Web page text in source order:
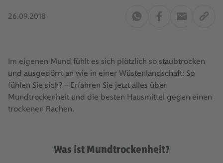
26.09.2018
Im eigenen Mund fühlt es sich plötzlich so staubtrocken
und ausgedörrt an wie in einer Wüstenlandschaft: So
fühlen Sie sich? – Erfahren Sie jetzt alles über
Mundtrockenheit und die besten Hausmittel gegen einen
trockenen Rachen.
Was ist Mundtrockenheit?